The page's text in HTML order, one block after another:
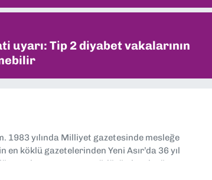
uyarı: Tip 2 diyabet vakalarının
1983 yılında Milliyet gazetesinde mesleğe
en köklü gazetelerinden Yeni Asır’da 36 yıl
yardımcısı ve spor müdürü olarak görev